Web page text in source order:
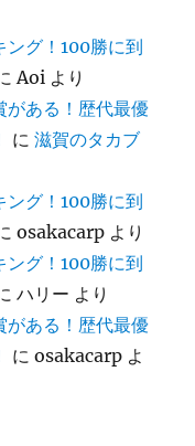
ング！100勝に到
Aoi より
がある！歴代最優
に滋賀のタカブ
ング！100勝に到
osakacarp より
ング！100勝に到
ハリー より
がある！歴代最優
にosakacarp よ